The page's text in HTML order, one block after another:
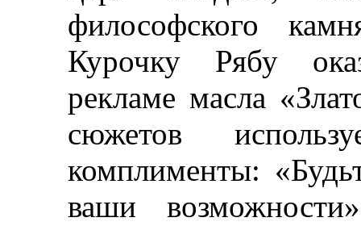
философского
Курочку
Рябу
рекламе масла
сюжетов
комплименты:
ваши